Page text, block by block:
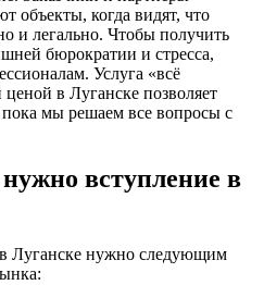
объекты, когда видят, что
и легально. Чтобы получить
бюрократии и стресса,
Услуга «всё
в Луганске позволяет
пока мы решаем все вопросы с
вступление в
Луганске нужно следующим